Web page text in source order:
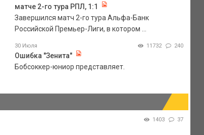
матче 2-го тура РПЛ, 1:1
Завершился матч 2-го тура Альфа-Банк
Российской Премьер-Лиги, в котором ...
30 Июля 11732 240
Ошибка "Зенита"
Бобсоккер-юниор представляет.
1403 37